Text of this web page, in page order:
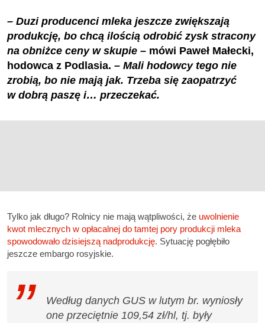
– Duzi producenci mleka jeszcze zwiększają
produkcję, bo chcą ilością odrobić zysk stracony
na obniżce ceny w skupie – mówi Paweł Małecki,
hodowca z Podlasia. – Mali hodowcy tego nie
zrobią, bo nie mają jak. Trzeba się zaopatrzyć
w dobrą paszę i… przeczekać.
Tylko jak długo? Rolnicy nie mają wątpliwości, że uwolnienie
kwot mlecznych w opłacalnej do tamtej pory produkcji mleka
spowodowało dzisiejszą nadprodukcję. Sytuację pogłębiło
jeszcze embargo rosyjskie.
Według danych GUS w lutym br. wyniosły
one przeciętnie 109,54 zł/hl, tj. były